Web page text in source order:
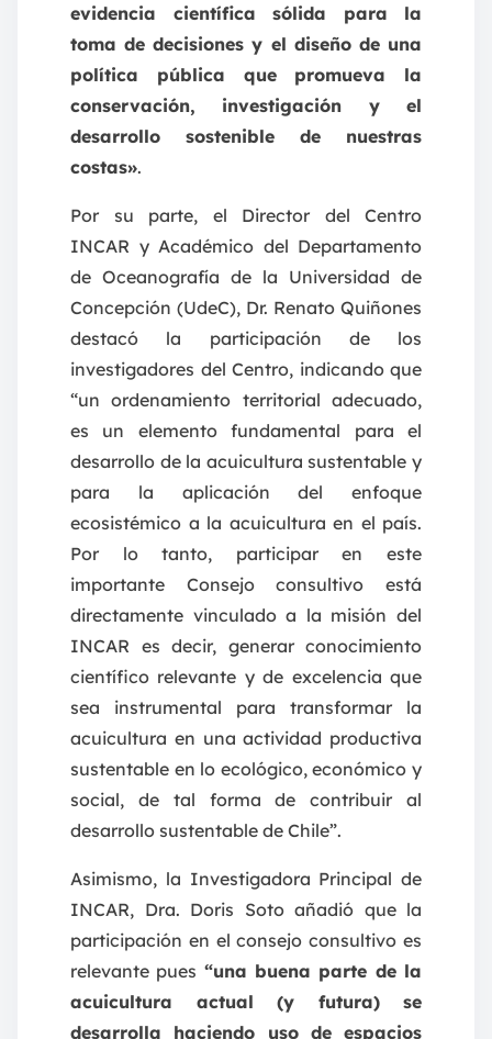
evidencia científica sólida para la
toma de decisiones y el diseño de una
política pública que promueva la
conservación, investigación y el
desarrollo sostenible de nuestras
costas».
Por su parte, el Director del Centro
INCAR y Académico del Departamento
de Oceanografía de la Universidad de
Concepción (UdeC), Dr. Renato Quiñones
destacó la participación de los
investigadores del Centro, indicando que
“un ordenamiento territorial adecuado,
es un elemento fundamental para el
desarrollo de la acuicultura sustentable y
para la aplicación del enfoque
ecosistémico a la acuicultura en el país.
Por lo tanto, participar en este
importante Consejo consultivo está
directamente vinculado a la misión del
INCAR es decir, generar conocimiento
científico relevante y de excelencia que
sea instrumental para transformar la
acuicultura en una actividad productiva
sustentable en lo ecológico, económico y
social, de tal forma de contribuir al
desarrollo sustentable de Chile”.
Asimismo, la Investigadora Principal de
INCAR, Dra. Doris Soto añadió que la
participación en el consejo consultivo es
relevante pues “una buena parte de la
acuicultura actual (y futura) se
desarrolla haciendo uso de espacios